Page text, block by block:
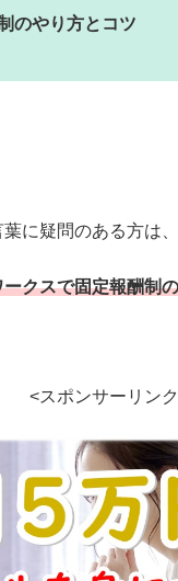
のやり方とコツ
に疑問のある方は
クスで固定報酬制
<スポンサーリン